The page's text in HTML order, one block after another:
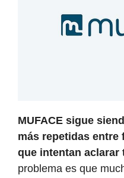
MUFACE sigue
más repetidas
que intentan aclarar
problema es que